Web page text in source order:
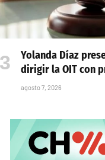
Yolanda Díaz
dirigir la OIT con
agosto 7, 2026